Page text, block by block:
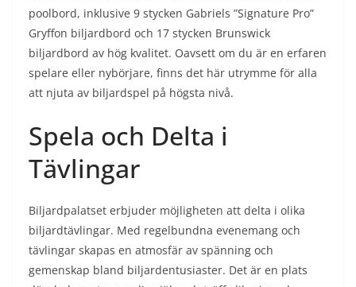
poolbord, inklusive 9 stycken Gabriels ”Signature Pro”
Gryffon biljardbord och 17 stycken Brunswick
biljardbord av hög kvalitet. Oavsett om du är en erfaren
spelare eller nybörjare, finns det här utrymme för alla
att njuta av biljardspel på högsta nivå.
Spela och Delta i
Tävlingar
Biljardpalatset erbjuder möjligheten att delta i olika
biljardtävlingar. Med regelbundna evenemang och
tävlingar skapas en atmosfär av spänning och
gemenskap bland biljardentusiaster. Det är en plats